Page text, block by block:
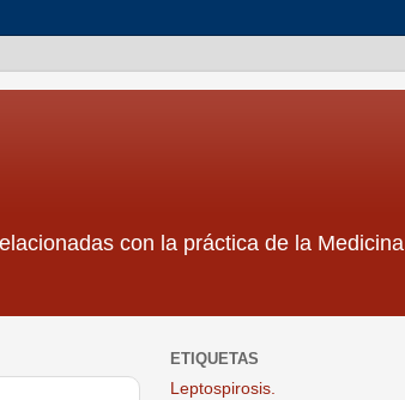
con la práctica de la Medicina
ETIQUETAS
Leptospirosis.